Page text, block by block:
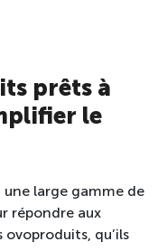
prêts à
le
large gamme de
répondre aux
ovoproduits, qu’ils